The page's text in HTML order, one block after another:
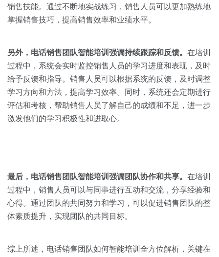
销售技能。通过不断地实战练习，销售人员可以更加熟练地
掌握销售技巧，提高销售效率和业绩水平。
另外，电话销售团队智能培训强调持续跟踪和反馈。 在培训
过程中，系统会实时监控销售人员的学习进度和表现，及时
给予反馈和指导。销售人员可以根据系统的反馈，及时调整
学习方向和方法，提高学习效率。同时，系统还会定期进行
评估和考核，帮助销售人员了解自己的成绩和不足，进一步
激发他们的学习积极性和进取心。
最后，电话销售团队智能培训强调团队协作和共享。 在培训
过程中，销售人员可以与同事进行互动和交流，分享经验和
心得。通过团队的共同努力和学习，可以促进销售团队的整
体素质提升，实现团队的共同目标。
综上所述，电话销售团队如何智能培训全方位解析，关键在